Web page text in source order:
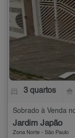
3 quartos
Sobrado à Venda
Jardim Japão
Zona Norte - São Paulo